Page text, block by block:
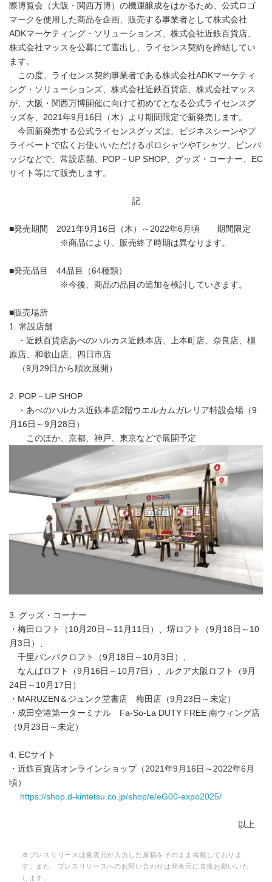
際博覧会（大阪・関西万博）の機運醸成をはかるため、公式ロゴ
マークを使用した商品を企画、販売する事業者として株式会社
ADKマーケティング・ソリューションズ、株式会社近鉄百貨店、
株式会社マッスを公募にて選出し、ライセンス契約を締結してい
ます。
この度、ライセンス契約事業者である株式会社ADKマーケティ
ング・ソリューションズ、株式会社近鉄百貨店、株式会社マッス
が、大阪・関西万博開催に向けて初めてとなる公式ライセンスグ
ッズを、2021年9月16日（木）より期間限定で新発売します。
今回新発売する公式ライセンスグッズは、ビジネスシーンやプ
ライベートで広くお使いいただけるポロシャツやTシャツ、ピンバ
ッジなどで、常設店舗、POP－UP SHOP、グッズ・コーナー、EC
サイト等にて販売します。
記
■発売期間 2021年9月16日（木）～2022年6月頃 期間限定
※商品により、販売終了時期は異なります。
■発売品目 44品目（64種類）
※今後、商品の品目の追加を検討していきます。
■販売場所
1. 常設店舗
・近鉄百貨店あべのハルカス近鉄本店、上本町店、奈良店、橿
原店、和歌山店、四日市店
（9月29日から順次展開）
2. POP－UP SHOP
・あべのハルカス近鉄本店2階ウエルカムガレリア特設会場（9
月16日～9月28日）
このほか、京都、神戸、東京などで展開予定
3. グッズ・コーナー
・梅田ロフト（10月20日～11月11日）、堺ロフト（9月18日～10
月3日）、
千里バンパクロフト（9月18日～10月3日）、
なんばロフト（9月16日～10月7日）、ルクア大阪ロフト（9月
24日～10月17日）
・MARUZEN＆ジュンク堂書店 梅田店（9月23日～未定）
・成田空港第一ターミナル Fa-So-La DUTY FREE 南ウィング店
（9月23日～未定）
4. ECサイト
・近鉄百貨店オンラインショップ（2021年9月16日～2022年6月
頃）
https://shop.d-kintetsu.co.jp/shop/e/eG00-expo2025/
以上
本プレスリリースは発表元が入力した原稿をそのまま掲載しておりま
す。また、プレスリリースへのお問い合わせは発表元に直接お願いいた
します。